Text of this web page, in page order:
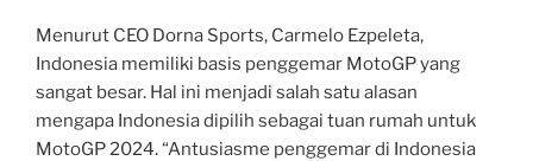
Menurut CEO Dorna Sports, Carmelo Ezpeleta,
Indonesia memiliki basis penggemar MotoGP yang
sangat besar. Hal ini menjadi salah satu alasan
mengapa Indonesia dipilih sebagai tuan rumah untuk
MotoGP 2024. “Antusiasme penggemar di Indonesia